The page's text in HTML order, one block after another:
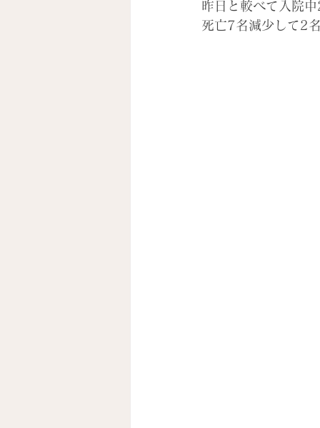
昨日と較べて入院
死亡7名減少して2